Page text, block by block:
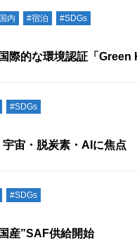
内 #宿泊 #SDGs
際的な環境認証「Green
#SDGs
宙・脱炭素・AIに焦点
#SDGs
産”SAF供給開始